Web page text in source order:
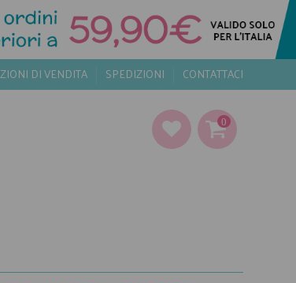
DI VENDITA SPEDIZIONI CONTATTACI
0